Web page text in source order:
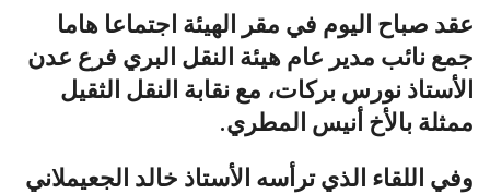
عقد صباح اليوم في مقر الهيئة اجتماعا هاما
جمع نائب مدير عام هيئة النقل البري فرع عدن
الأستاذ نورس بركات، مع نقابة النقل الثقيل
ممثلة بالأخ أنيس المطري.
وفي اللقاء الذي ترأسه الأستاذ خالد الجعيملاني